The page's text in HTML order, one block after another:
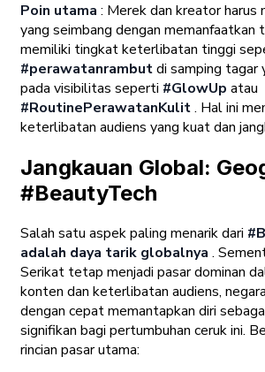
Poin utama : Merek dan kreator harus
yang seimbang dengan memanfaatkan
memiliki tingkat keterlibatan tinggi
#perawatanrambutdi samping tagar
pada visibilitas seperti #GlowUp atau
#RoutinePerawatanKulit. Hal ini
keterlibatan audiens yang kuat dan
Jangkauan Global:
#BeautyTech
Salah satu aspek paling menarik dari
adalah daya tarik globalnya .
Serikat tetap menjadi pasar dominan
konten dan keterlibatan audiens,
dengan cepat memantapkan diri
signifikan bagi pertumbuhan ceruk ini.
rincian pasar utama: